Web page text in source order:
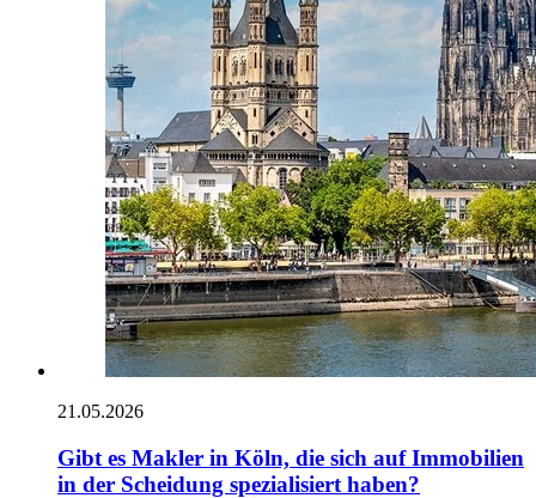
21.05.2026
Gibt es Makler in Köln, die sich auf Immobilien
in der Scheidung spezialisiert haben?